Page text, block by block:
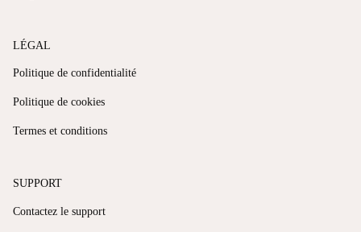
LÉGAL
Politique de confidentialité
Politique de cookies
Termes et conditions
SUPPORT
Contactez le support